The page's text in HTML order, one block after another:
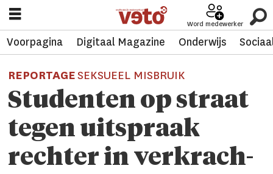
Word medewerker
Voorpagina Digitaal Magazine Onderwijs
REPORTAGESEKSUEEL MISBRUIK
Studenten op straat
tegen uitspraak
rech­ter in verkrach­